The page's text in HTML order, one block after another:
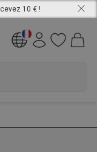
10 € !